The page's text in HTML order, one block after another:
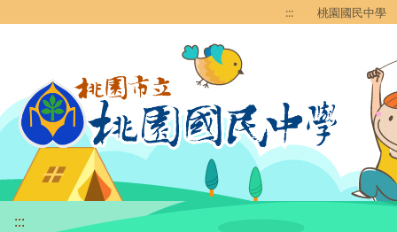
::: 桃園國民中學
:::